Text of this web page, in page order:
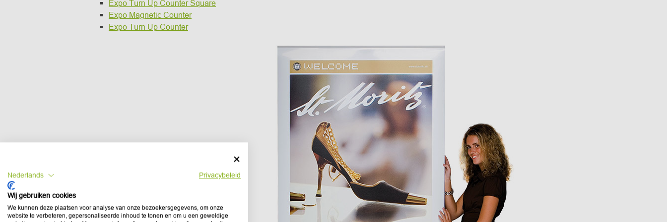
Expo Turn Up Counter Square
Expo Magnetic Counter
Expo Turn Up Counter
Nederlands Privacybeleid
Wij gebruiken cookies
We kunnen deze plaatsen voor analyse van onze bezoekersgegevens, om onze
website te verbeteren, gepersonaliseerde inhoud te tonen en om u een geweldige